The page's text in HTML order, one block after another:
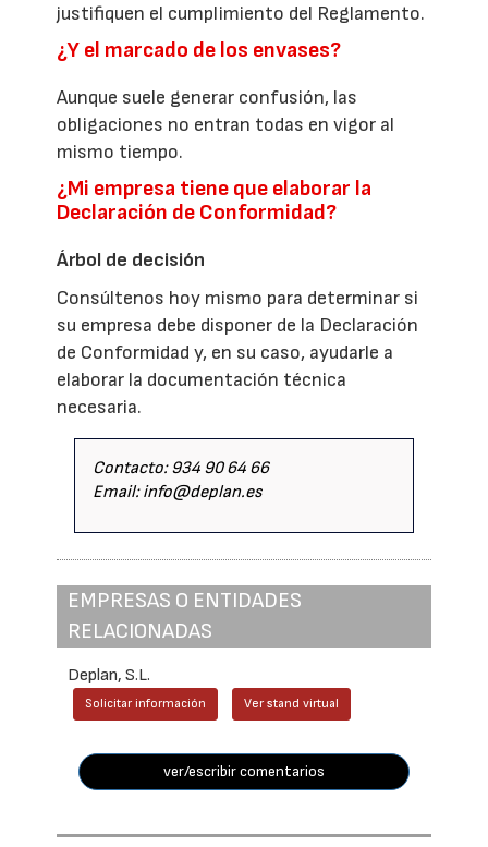
justifiquen el cumplimiento del Reglamento.
¿Y el marcado de los envases?
Aunque suele generar confusión, las
obligaciones no entran todas en vigor al
mismo tiempo.
¿Mi empresa tiene que elaborar la
Declaración de Conformidad?
Árbol de decisión
Consúltenos hoy mismo para determinar si
su empresa debe disponer de la Declaración
de Conformidad y, en su caso, ayudarle a
elaborar la documentación técnica
necesaria.
Contacto: 934 90 64 66
Email: info@deplan.es
EMPRESAS O ENTIDADES
RELACIONADAS
Deplan, S.L.
Solicitar información Ver stand virtual
ver/escribir comentarios